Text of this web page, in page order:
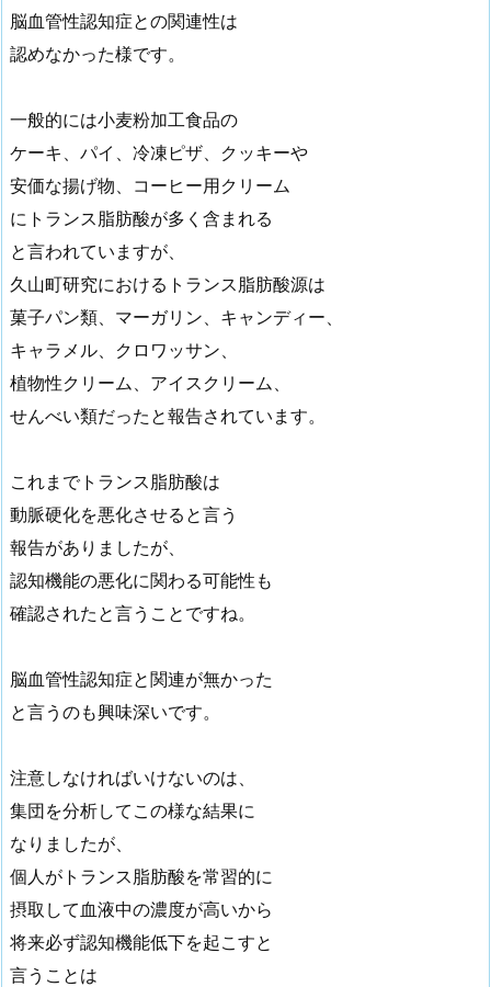
脳血管性認知症との関連性は
認めなかった様です。
一般的には小麦粉加工食品の
ケーキ、パイ、冷凍ピザ、クッキーや
安価な揚げ物、コーヒー用クリーム
にトランス脂肪酸が多く含まれる
と言われていますが、
久山町研究におけるトランス脂肪酸源は
菓子パン類、マーガリン、キャンディー、
キャラメル、クロワッサン、
植物性クリーム、アイスクリーム、
せんべい類だったと報告されています。
これまでトランス脂肪酸は
動脈硬化を悪化させると言う
報告がありましたが、
認知機能の悪化に関わる可能性も
確認されたと言うことですね。
脳血管性認知症と関連が無かった
と言うのも興味深いです。
注意しなければいけないのは、
集団を分析してこの様な結果に
なりましたが、
個人がトランス脂肪酸を常習的に
摂取して血液中の濃度が高いから
将来必ず認知機能低下を起こすと
言うことは